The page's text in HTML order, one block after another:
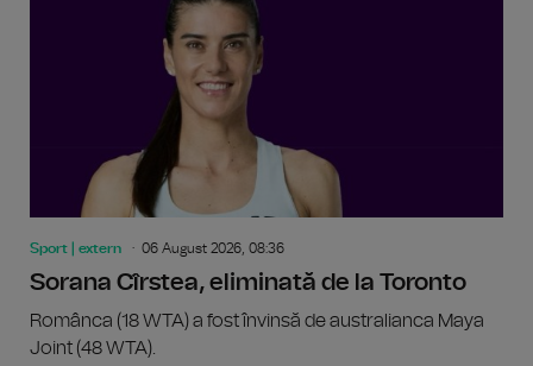
Sport | extern 06 August 2026, 08:36
Sorana Cîrstea, eliminată de la Toronto
Românca (18 WTA) a fost învinsă de australianca Maya
Joint (48 WTA).